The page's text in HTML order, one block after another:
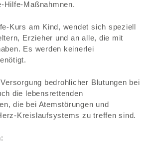
Hilfe-Maßnahmnen.
Kurs am Kind, wendet sich speziell
Erzieher und an alle, die mit
Es werden keinerlei
bedrohlicher Blutungen bei
die lebensrettenden
die bei Atemstörungen und
Kreislaufsystems zu treffen sind.